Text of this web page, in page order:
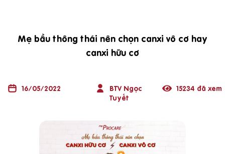
Mẹ bầu thông thái nên chọn canxi vô cơ hay
canxi hữu cơ
16/05/2022
BTV Ngọc
Tuyết
15234 đã xem